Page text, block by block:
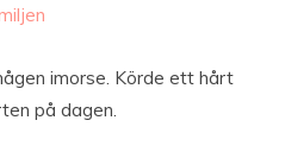
imorse. Körde ett hårt
på dagen.